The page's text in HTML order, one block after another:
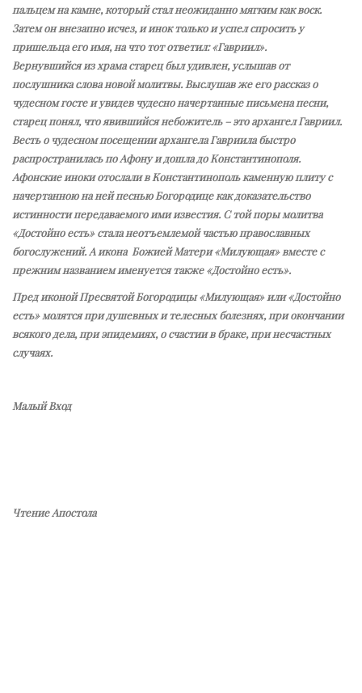
пальцем на камне, который стал неожиданно мягким как воск.
Затем он внезапно исчез, и инок только и успел спросить у
пришельца его имя, на что тот ответил: «Гавриил».
Вернувшийся из храма старец был удивлен, услышав от
послушника слова новой молитвы. Выслушав же его рассказ о
чудесном госте и увидев чудесно начертанные письмена песни,
старец понял, что явившийся небожитель – это архангел Гавриил.
Весть о чудесном посещении архангела Гавриила быстро
распространилась по Афону и дошла до Константинополя.
Афонские иноки отослали в Константинополь каменную плиту с
начертанною на ней песнью Богородице как доказательство
истинности передаваемого ими известия. С той поры молитва
«Достойно есть» стала неотъемлемой частью православных
богослужений. А икона Божией Матери «Милующая» вместе с
прежним названием именуется также «Достойно есть».
Пред иконой Пресвятой Богородицы «Милующая» или «Достойно
есть» молятся при душевных и телесных болезнях, при окончании
всякого дела, при эпидемиях, о счастии в браке, при несчастных
случаях.
Малый Вход
Чтение Апостола